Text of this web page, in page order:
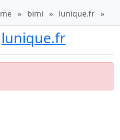
» bimi » lunique.fr »
lunique.fr